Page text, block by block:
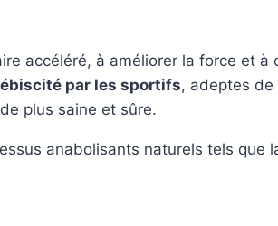
accéléré, à améliorer la force et à
par les sportifs, adeptes
plus saine et sûre.
anabolisants naturels tels que